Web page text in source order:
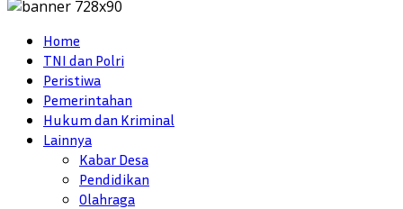
Home
TNI dan Polri
Peristiwa
Pemerintahan
Hukum dan Kriminal
Lainnya
Kabar Desa
Pendidikan
Olahraga